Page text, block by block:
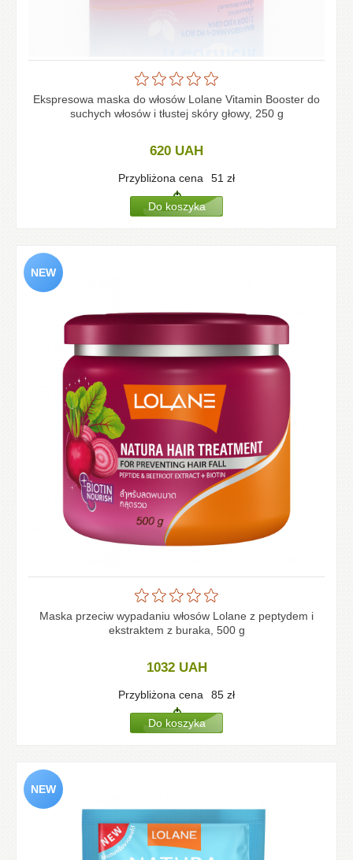
Ekspresowa maska do włosów Lolane Vitamin Booster do
suchych włosów i tłustej skóry głowy, 250 g
620 UAH
Przybliżona cena 51 zł
Maska przeciw wypadaniu włosów Lolane z peptydem i
ekstraktem z buraka, 500 g
1032 UAH
Przybliżona cena 85 zł